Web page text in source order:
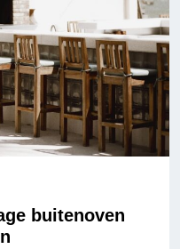
buitenoven